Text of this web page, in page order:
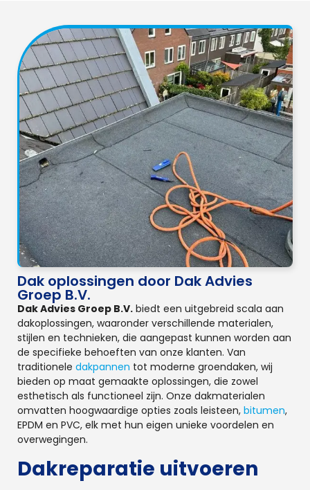
Dak oplossingen door Dak Advies
Groep B.V.
Dak Advies Groep B.V. biedt een uitgebreid scala aan
dakoplossingen, waaronder verschillende materialen,
stijlen en technieken, die aangepast kunnen worden aan
de specifieke behoeften van onze klanten. Van
traditionele dakpannen tot moderne groendaken, wij
bieden op maat gemaakte oplossingen, die zowel
esthetisch als functioneel zijn. Onze dakmaterialen
omvatten hoogwaardige opties zoals leisteen, bitumen,
EPDM en PVC, elk met hun eigen unieke voordelen en
overwegingen.
Dakreparatie uitvoeren